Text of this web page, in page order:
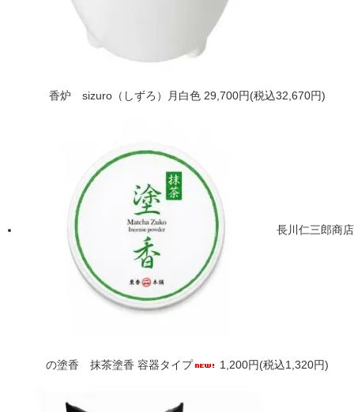
香炉 sizuro（しずろ）月白色 29,700円(税込32,670円)
長川仁三郎商店
の塗香 抹茶塗香 容器タイプ 1,200円(税込1,320円)